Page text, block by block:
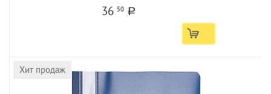
36 50 a
Хит продаж